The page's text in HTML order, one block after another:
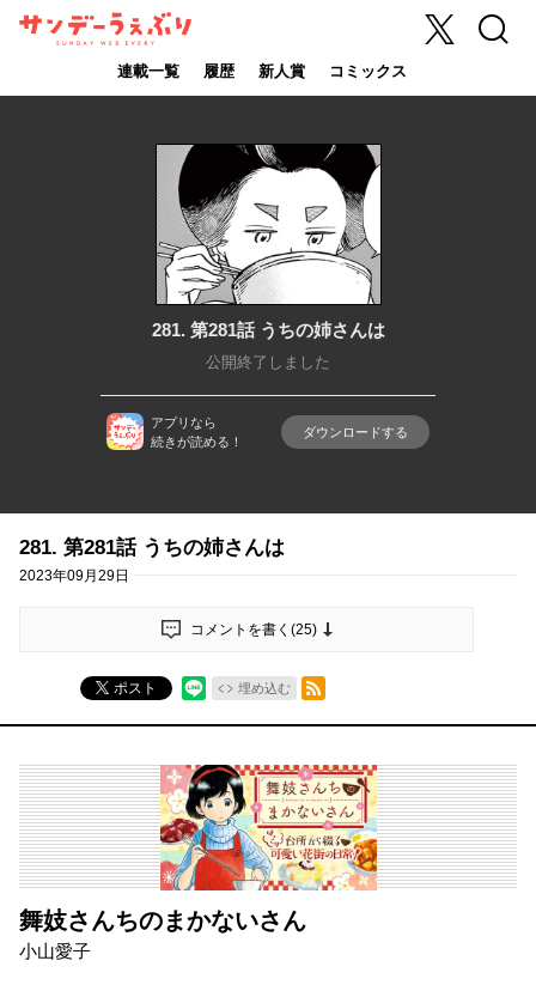
サンデーうぇ
連載一覧 履歴 新人賞 コミックス
X 検索
281. 第281話 うちの姉さんは
公開終了しました
アプリなら
続きが読める！
ダウンロードする
281. 第281話 うちの姉さんは
2023年09月29日
コメントを書く(25)
ポスト 埋め込む
RSSフィード
舞妓さんちのまかないさん
小山愛子